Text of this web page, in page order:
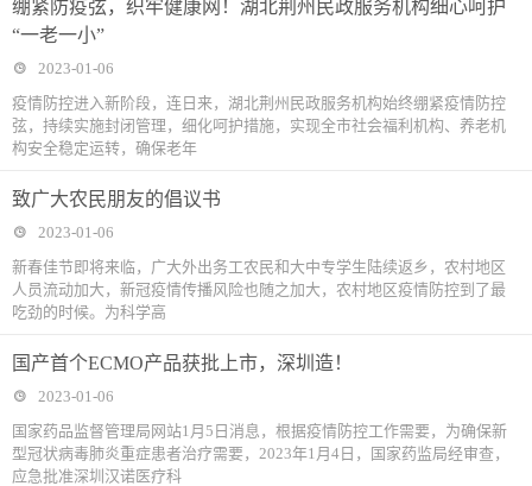
绷紧防疫弦，织牢健康网！湖北荆州民政服务机构细心呵护
“一老一小”
2023-01-06
疫情防控进入新阶段，连日来，湖北荆州民政服务机构始终绷紧疫情防控
弦，持续实施封闭管理，细化呵护措施，实现全市社会福利机构、养老机
构安全稳定运转，确保老年
致广大农民朋友的倡议书
2023-01-06
新春佳节即将来临，广大外出务工农民和大中专学生陆续返乡，农村地区
人员流动加大，新冠疫情传播风险也随之加大，农村地区疫情防控到了最
吃劲的时候。为科学高
国产首个ECMO产品获批上市，深圳造！
2023-01-06
国家药品监督管理局网站1月5日消息，根据疫情防控工作需要，为确保新
型冠状病毒肺炎重症患者治疗需要，2023年1月4日，国家药监局经审查，
应急批准深圳汉诺医疗科